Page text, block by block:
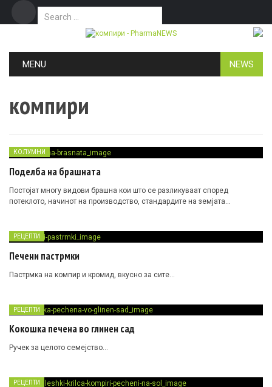
Search for:
MENU NEWS
компири
КОЛУМНИ
Поделба на брашната
Постојат многу видови брашна кои што се разликуваат според
потеклото, начинот на производство, стандардите на земјата…
РЕЦЕПТИ
Печени пастрмки
Пастрмка на компир и кромид, вкусно за сите…
РЕЦЕПТИ
Кокошка печена во глинен сад
Ручек за целото семејство…
РЕЦЕПТИ